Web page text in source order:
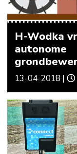
H-Wodka
autonome
13-04-2018 |